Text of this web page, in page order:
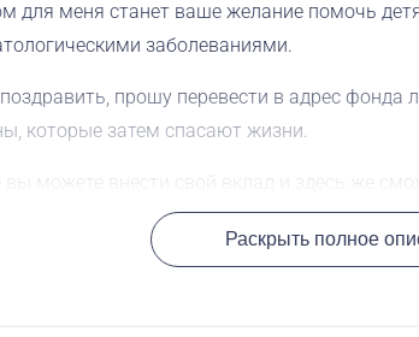
для меня станет ваше желание помочь
заболеваниями.
поздравить, прошу перевести в адрес
которые затем спасают жизни.
можете внести свой вклад и здесь же
Раскрыть полное